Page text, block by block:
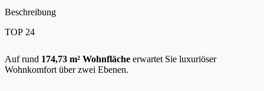
Beschreibung
TOP 24
Auf rund 174,73 m² Wohnfläche erwartet Sie luxuriöser
Wohnkomfort über zwei Ebenen.